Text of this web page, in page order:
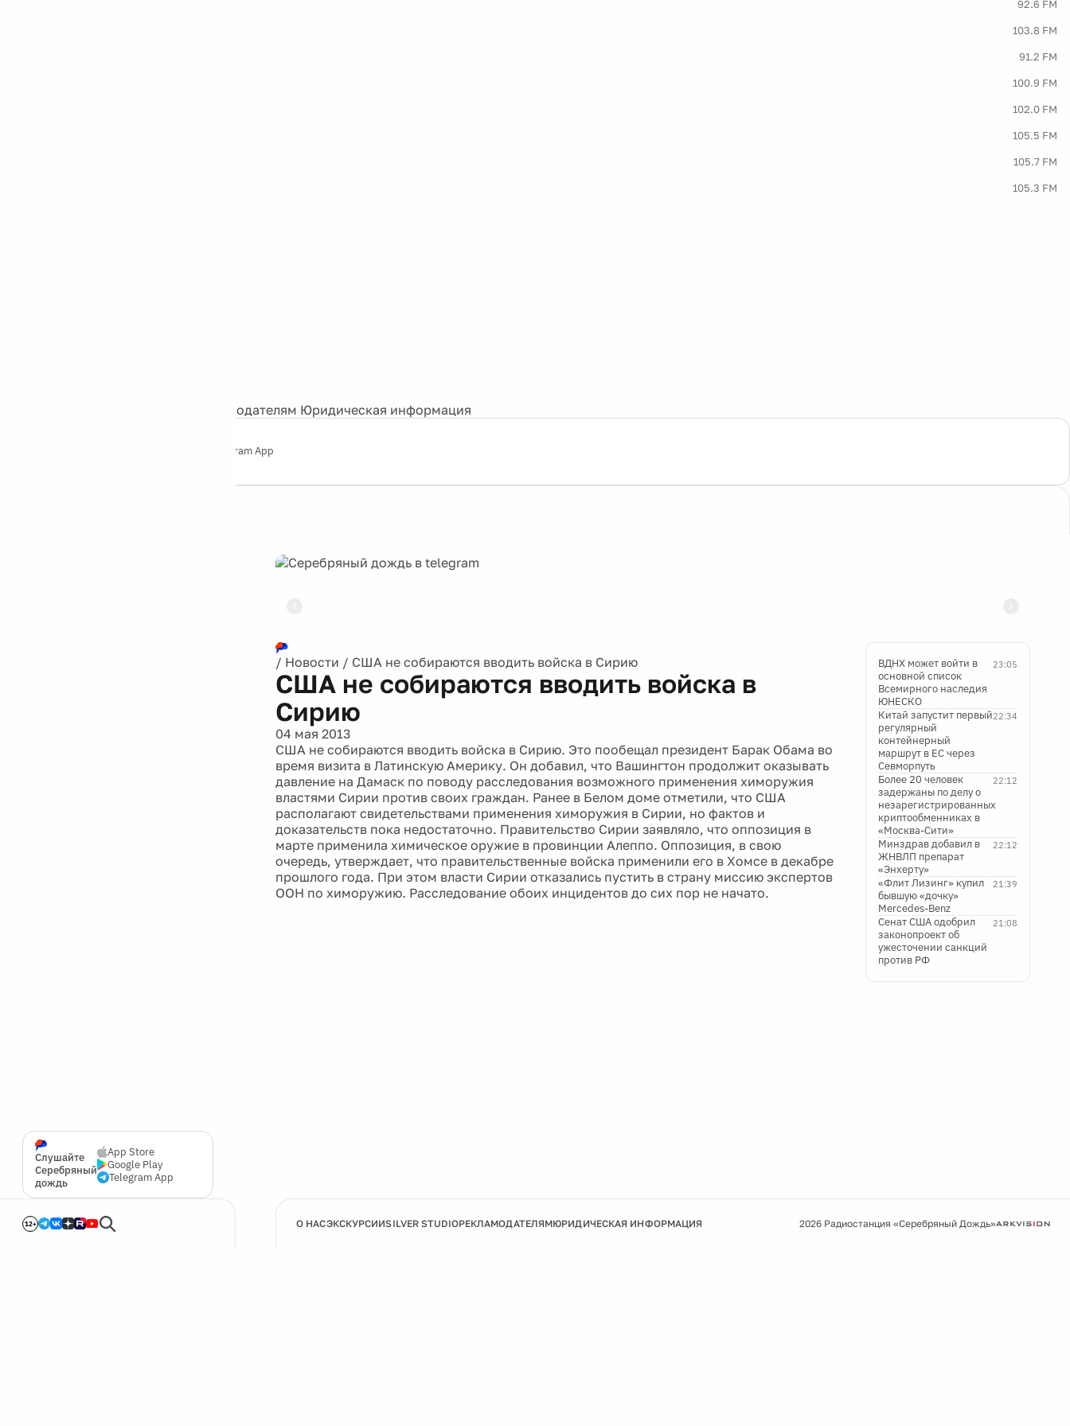
92.6 FM
103.8 FM
91.2 FM
100.9 FM
102.0 FM
105.5 FM
105.7 FM
105.3 FM
Рекламодателям Юридическая информация
Telegram App
Слушайте
Серебряный
дождь
App Store
Google Play
Telegram App
12+
/ Новости / США не собираются вводить войска в Сирию
США не собираются вводить войска в
Сирию
04 мая 2013
США не собираются вводить войска в Сирию. Это пообещал президент Барак Обама во
время визита в Латинскую Америку. Он добавил, что Вашингтон продолжит оказывать
давление на Дамаск по поводу расследования возможного применения химоружия
властями Сирии против своих граждан. Ранее в Белом доме отметили, что США
располагают свидетельствами применения химоружия в Сирии, но фактов и
доказательств пока недостаточно. Правительство Сирии заявляло, что оппозиция в
марте применила химическое оружие в провинции Алеппо. Оппозиция, в свою
очередь, утверждает, что правительственные войска применили его в Хомсе в декабре
прошлого года. При этом власти Сирии отказались пустить в страну миссию экспертов
ООН по химоружию. Расследование обоих инцидентов до сих пор не начато.
23:05
ВДНХ может войти в
основной список
Всемирного наследия
ЮНЕСКО
22:34
Китай запустит первый
регулярный
контейнерный
маршрут в ЕС через
Севморпуть
22:12
Более 20 человек
задержаны по делу о
незарегистрированных
криптообменниках в
«Москва-Сити»
22:12
Минздрав добавил в
ЖНВЛП препарат
«Энхерту»
21:39
«Флит Лизинг» купил
бывшую «дочку»
Mercedes-Benz
21:08
Сенат США одобрил
законопроект об
ужесточении санкций
против РФ
О НАСЭКСКУРСИИSILVER STUDIOРЕКЛАМОДАТЕЛЯМЮРИДИЧЕСКАЯ ИНФОРМАЦИЯ 2026 Радиостанция «Серебряный Дождь»